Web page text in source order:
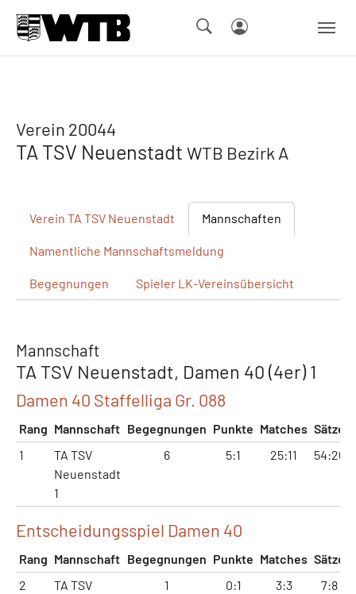
Verein 20044
TA TSV Neuenstadt WTB Bezirk A
Verein TA TSV Neuenstadt Mannschaften
Namentliche Mannschaftsmeldung
Begegnungen Spieler LK-Vereinsübersicht
Mannschaft
TA TSV Neuenstadt, Damen 40 (4er) 1
Damen 40 Staffelliga Gr. 088
Rang Mannschaft Begegnungen Punkte Matches Sätze
1
TA TSV
Neuenstadt
1
6 5:1 25:11 54:26
Entscheidungsspiel Damen 40
Rang Mannschaft Begegnungen Punkte Matches Sätze
2
TA TSV
1 0:1 3:3 7:8